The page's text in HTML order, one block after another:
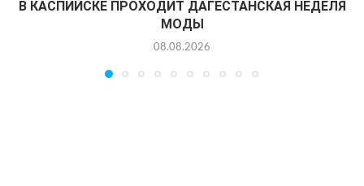
В КАСПИЙСКЕ ПРОХОДИТ ДАГЕСТАНСКАЯ НЕДЕЛЯ
МОДЫ
08.08.2026